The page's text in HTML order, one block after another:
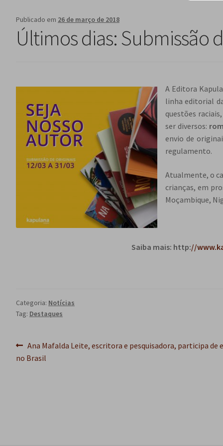
Publicado em 26 de março de 2018
Últimos dias: Submissão
A Editora
linha editorial
questões
ser diversos:
envio de
regulamento.
Atualmente, o
crianças, em
Moçambique,
Saiba mais: http://
Categoria: Notícias
Tag: Destaques
Navegação
de
Post
anterior:
Ana Mafalda Leite, escritora e pesquisadora, participa de
no Brasil